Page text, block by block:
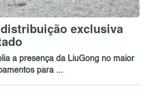
exclusiva
a presença da LiuGong no maior
para ...